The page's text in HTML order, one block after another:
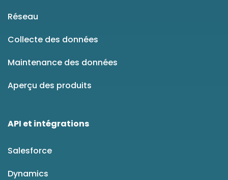
Réseau
Collecte des données
Maintenance des données
Aperçu des produits
API et intégrations
Salesforce
Dynamics